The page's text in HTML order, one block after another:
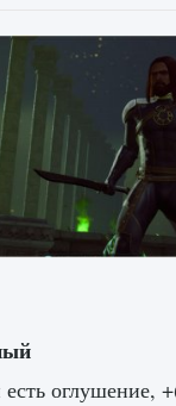
оглушение,